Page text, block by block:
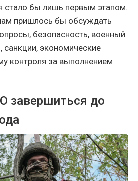
стало бы лишь первым этапом.
пришлось бы обсуждать
безопасность, военный
санкции, экономические
контроля за выполнением
завершиться до